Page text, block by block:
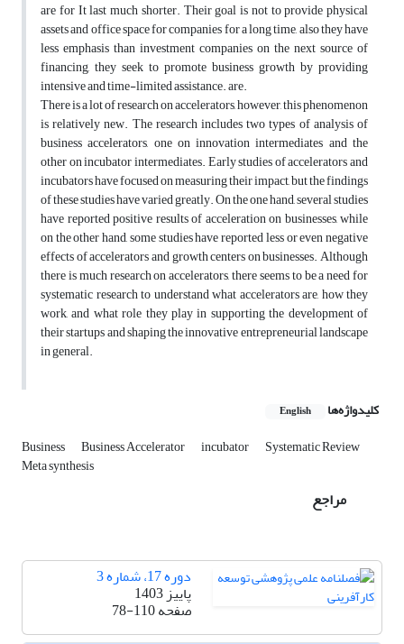
are for It last much shorter. Their goal is not to provide physical
assets and office space for companies for a long time, also they have
less emphasis than investment companies on the next source of
financing, they seek to promote business growth by providing
intensive and time-limited assistance. are.
There is a lot of research on accelerators, however, this phenomenon
is relatively new. The research includes two types of analysis of
business accelerators, one on innovation intermediates and the
other on incubator intermediates. Early studies of accelerators and
incubators have focused on measuring their impact, but the findings
of these studies have varied greatly. On the one hand, several studies
have reported positive results of acceleration on businesses, while
on the other hand, some studies have reported less or even negative
effects of accelerators and growth centers on businesses. Although
there is much research on accelerators, there seems to be a need for
systematic research to understand what accelerators are, how they
work, and what role they play in supporting the development of
their startups and shaping the innovative entrepreneurial landscape
in general.
کلیدواژه‌ها English
Business Business Accelerator incubator Systematic Review
Meta synthesis
مراجع
دوره 17، شماره 3
پاییز 1403
صفحه78-110